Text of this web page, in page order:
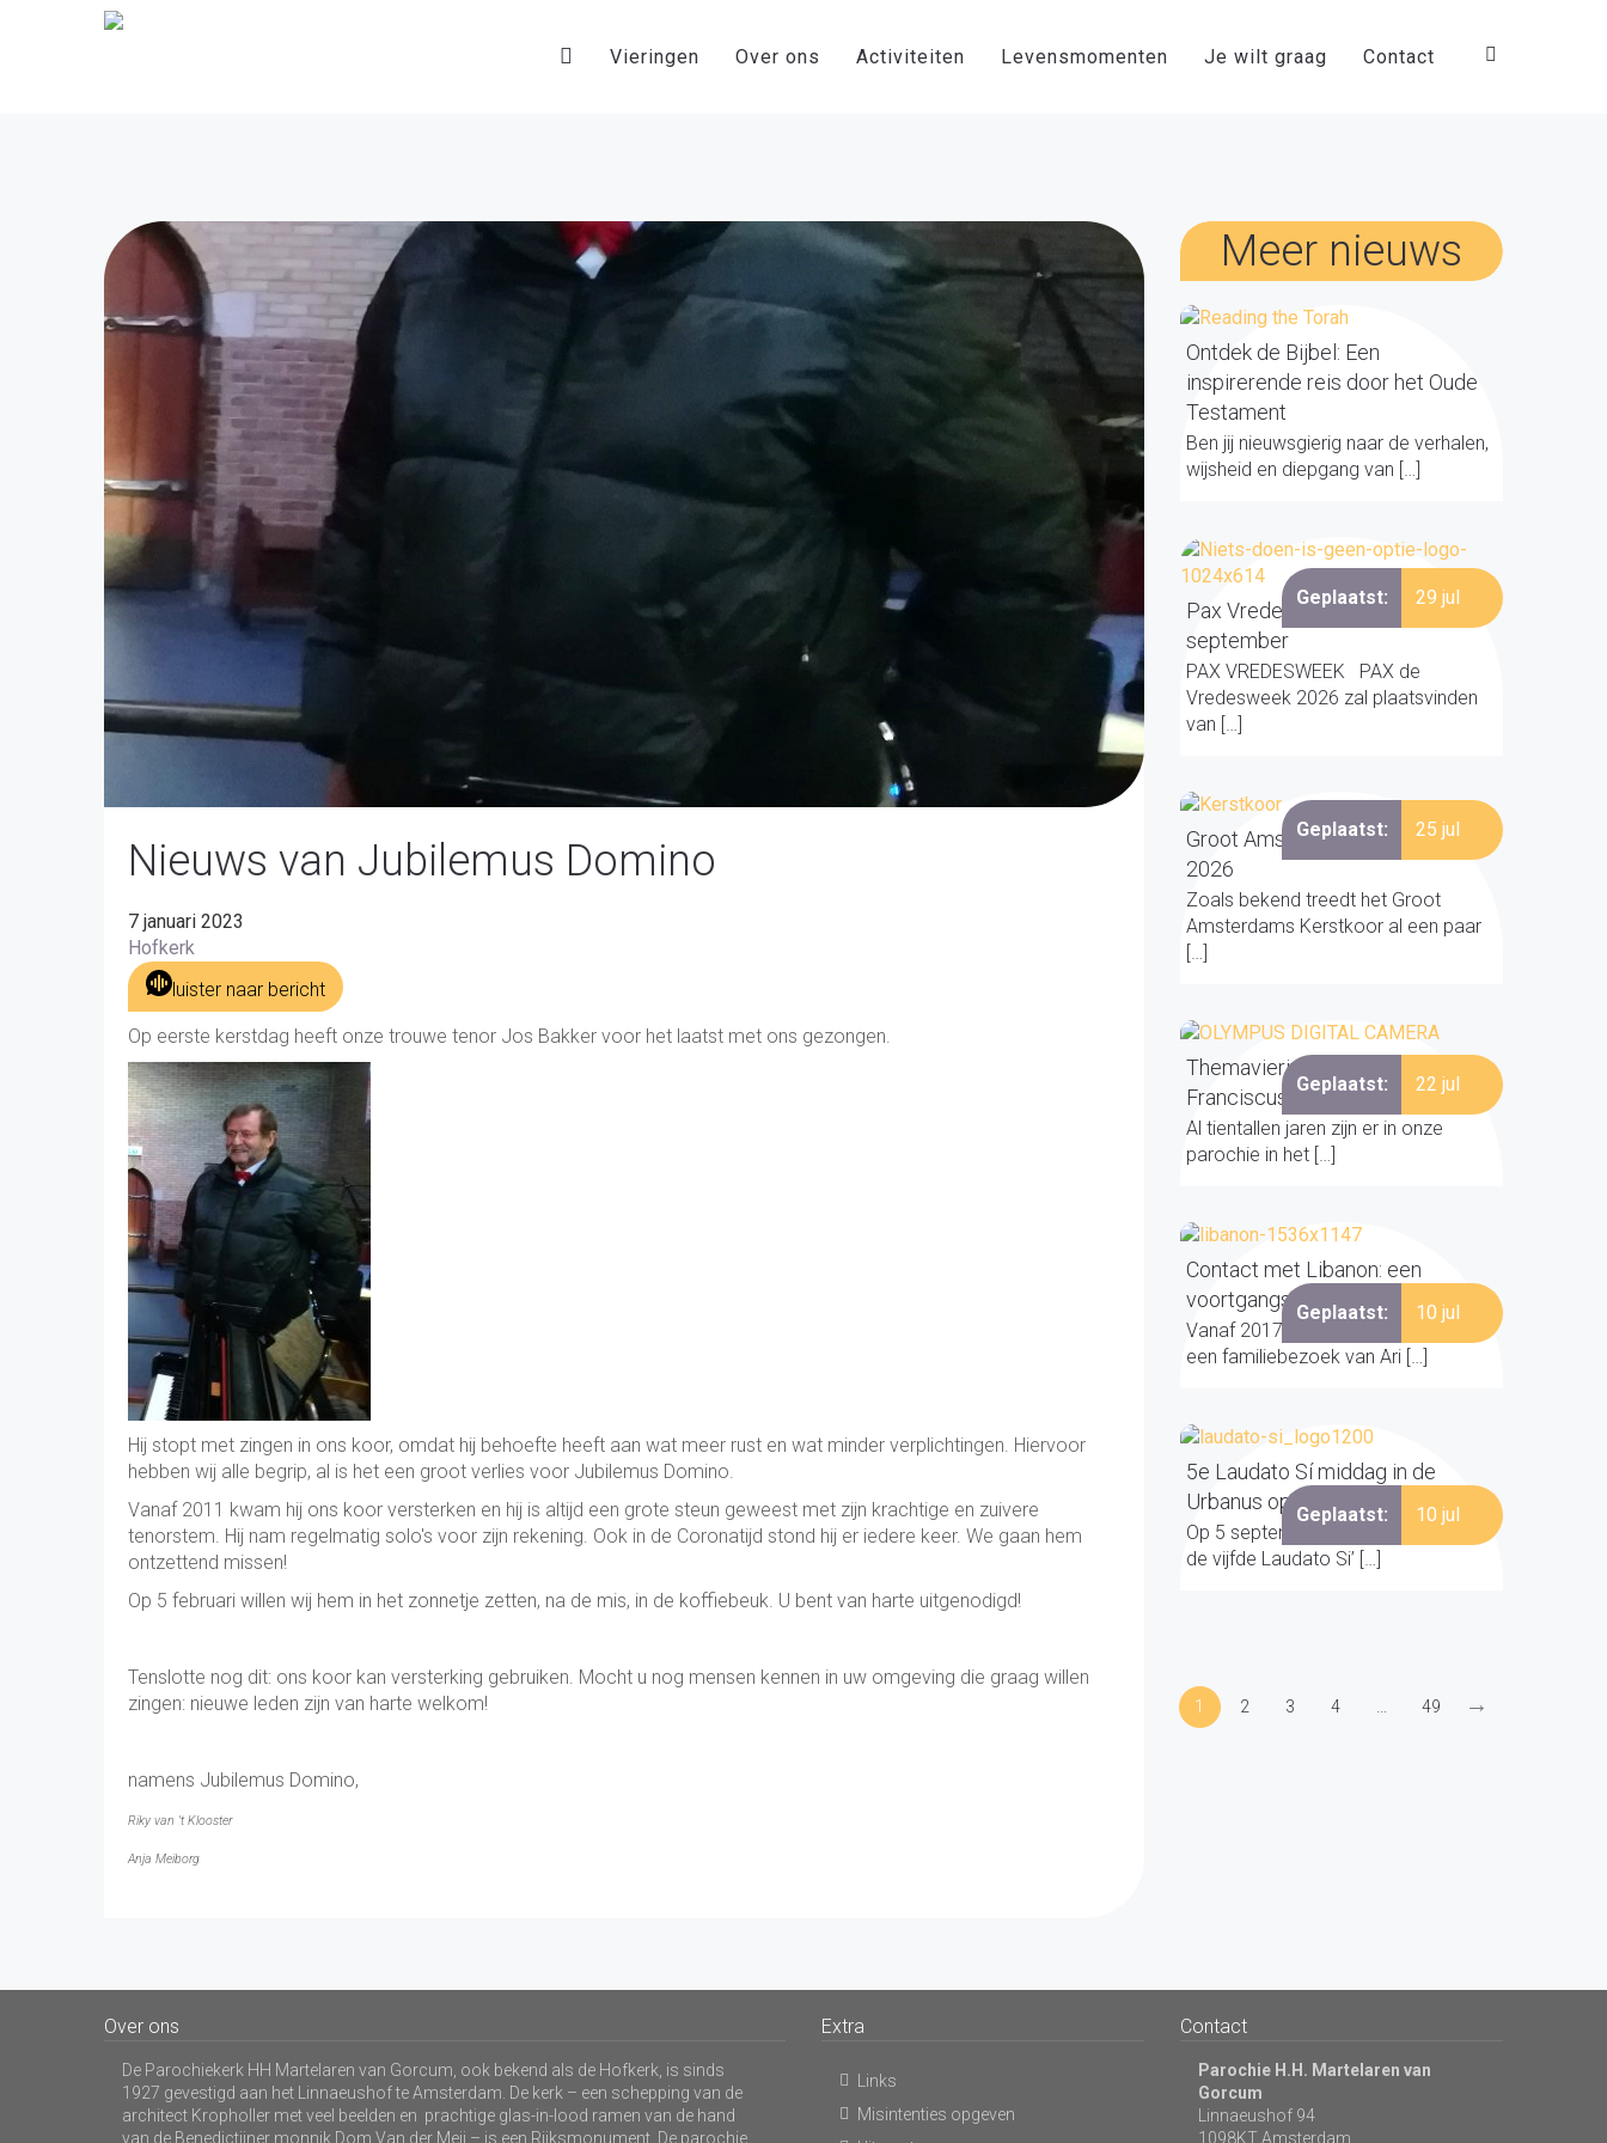
Vieringen Over ons Activiteiten Levensmomenten Je wilt graag Contact
Nieuws van Jubilemus Domino
7 januari 2023
Hofkerk
luister naar bericht
Op eerste kerstdag heeft onze trouwe tenor Jos Bakker voor het laatst met ons gezongen.
Hij stopt met zingen in ons koor, omdat hij behoefte heeft aan wat meer rust en wat minder verplichtingen. Hiervoor
hebben wij alle begrip, al is het een groot verlies voor Jubilemus Domino.
Vanaf 2011 kwam hij ons koor versterken en hij is altijd een grote steun geweest met zijn krachtige en zuivere
tenorstem. Hij nam regelmatig solo's voor zijn rekening. Ook in de Coronatijd stond hij er iedere keer. We gaan hem
ontzettend missen!
Op 5 februari willen wij hem in het zonnetje zetten, na de mis, in de koffiebeuk. U bent van harte uitgenodigd!
Tenslotte nog dit: ons koor kan versterking gebruiken. Mocht u nog mensen kennen in uw omgeving die graag willen
zingen: nieuwe leden zijn van harte welkom!
namens Jubilemus Domino,
Riky van 't Klooster
Anja Meiborg
Meer nieuws
Geplaatst: 29 jul
Ontdek de Bijbel: Een
inspirerende reis door het Oude
Testament
Ben jij nieuwsgierig naar de verhalen,
wijsheid en diepgang van […]
Geplaatst: 25 jul
Pax Vredesweek 19 - 27
september
PAX VREDESWEEK PAX de
Vredesweek 2026 zal plaatsvinden
van […]
Geplaatst: 22 jul
Groot Amsterdams Kerstkoor
2026
Zoals bekend treedt het Groot
Amsterdams Kerstkoor al een paar
[…]
Geplaatst: 10 jul
Themavieringen over Clara &
Franciscus
Al tientallen jaren zijn er in onze
parochie in het […]
Geplaatst: 10 jul
Contact met Libanon: een
voortgangsbericht
Vanaf 2017 organiseerden we – na
een familiebezoek van Ari […]
Geplaatst: 8 jul
5e Laudato Sí middag in de
Urbanus op 5 september
Op 5 september 2026 vindt alweer
de vijfde Laudato Si’ […]
1 2 3 4 49 →
Over ons
De Parochiekerk HH Martelaren van Gorcum, ook bekend als de Hofkerk, is sinds
1927 gevestigd aan het Linnaeushof te Amsterdam. De kerk – een schepping van de
architect Kropholler met veel beelden en prachtige glas-in-lood ramen van de hand
van de Benedictijner monnik Dom Van der Meij – is een Rijksmonument. De parochie
Extra
Links
Misintenties opgeven
Contact
Parochie H.H. Martelaren van
Gorcum
Linnaeushof 94
1098KT Amsterdam